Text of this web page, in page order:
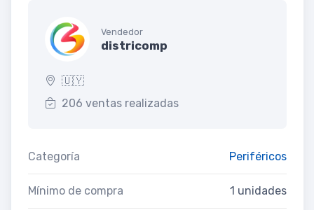
Vendedor
districomp
🇺🇾
206 ventas realizadas
Categoría Periféricos
Mínimo de compra 1 unidades